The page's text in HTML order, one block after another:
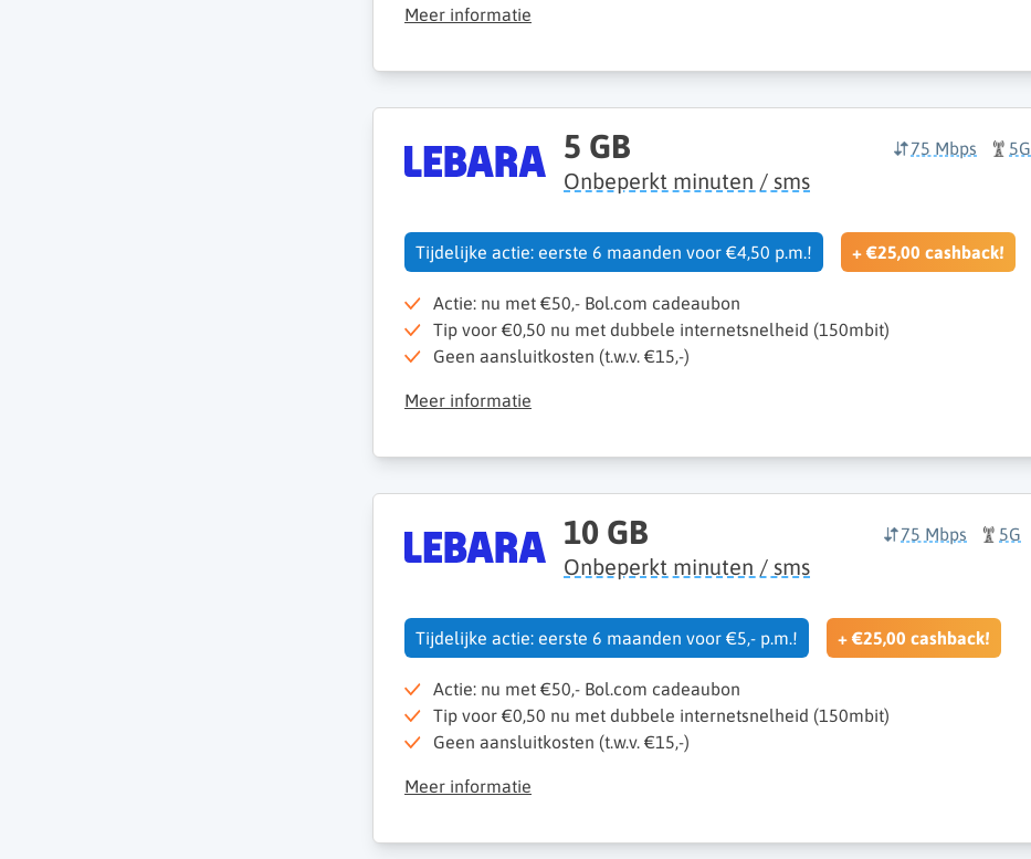
Meer informatie
5 GB
Onbeperkt minuten / sms
75 Mbps 5G
Tijdelijke actie: eerste 6 maanden voor €4,50 p.m.! + €25,00 cashback!
Actie: nu met €50,- Bol.com cadeaubon
Tip voor €0,50 nu met dubbele internetsnelheid (150mbit)
Geen aansluitkosten (t.w.v. €15,-)
Meer informatie
10 GB
Onbeperkt minuten / sms
75 Mbps 5G
Tijdelijke actie: eerste 6 maanden voor €5,- p.m.! + €25,00 cashback!
Actie: nu met €50,- Bol.com cadeaubon
Tip voor €0,50 nu met dubbele internetsnelheid (150mbit)
Geen aansluitkosten (t.w.v. €15,-)
Meer informatie